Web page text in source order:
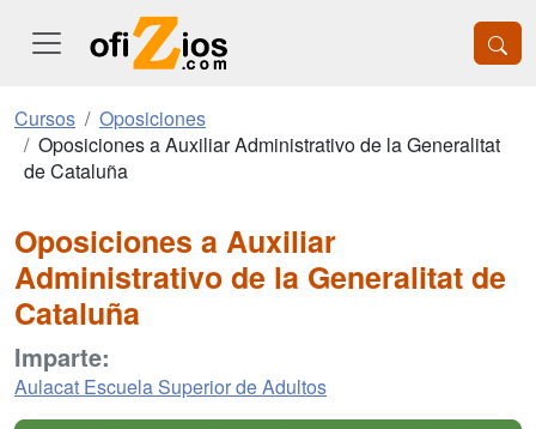
Cursos
Oposiciones
Oposiciones a Auxiliar Administrativo de la Generalitat
de Cataluña
Oposiciones a Auxiliar
Administrativo de la Generalitat de
Cataluña
Imparte:
Aulacat Escuela Superior de Adultos